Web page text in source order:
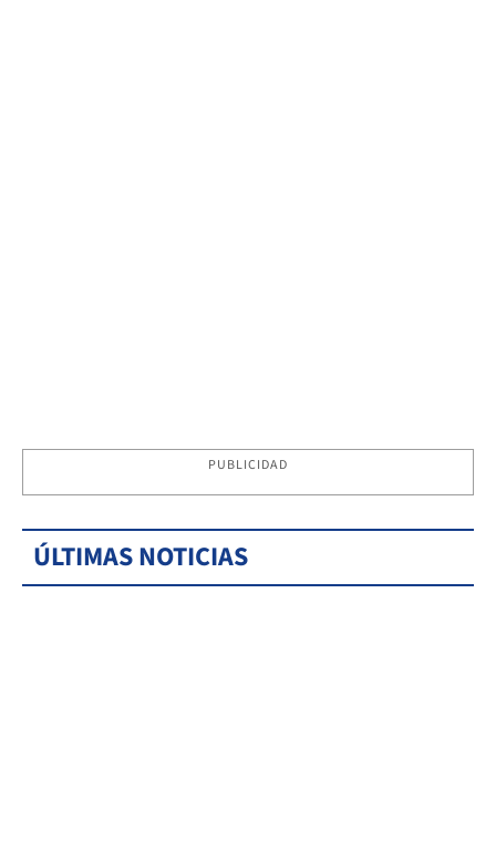
PUBLICIDAD
ÚLTIMAS NOTICIAS